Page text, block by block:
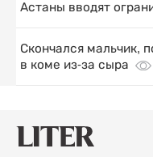
Астаны вводят
Скончался мальчик,
в коме из-за сыра